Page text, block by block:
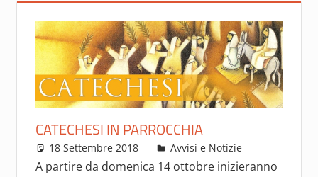
CATECHESI IN PARROCCHIA
18 Settembre 2018 Lino Fierro
Avvisi e Notizie
A partire da domenica 14 ottobre inizieranno